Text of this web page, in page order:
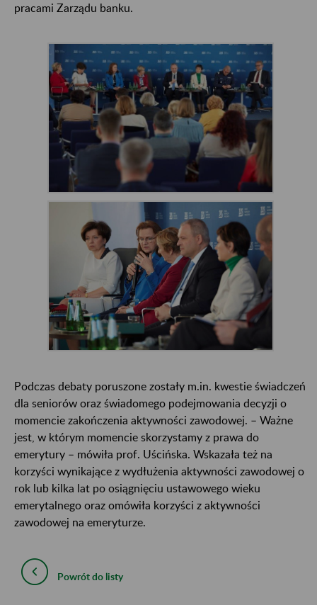
pracami Zarządu banku.
Podczas debaty poruszone zostały m.in. kwestie świadczeń
dla seniorów oraz świadomego podejmowania decyzji o
momencie zakończenia aktywności zawodowej. – Ważne
jest, w którym momencie skorzystamy z prawa do
emerytury – mówiła prof. Uścińska. Wskazała też na
korzyści wynikające z wydłużenia aktywności zawodowej o
rok lub kilka lat po osiągnięciu ustawowego wieku
emerytalnego oraz omówiła korzyści z aktywności
zawodowej na emeryturze.
Powrót do listy